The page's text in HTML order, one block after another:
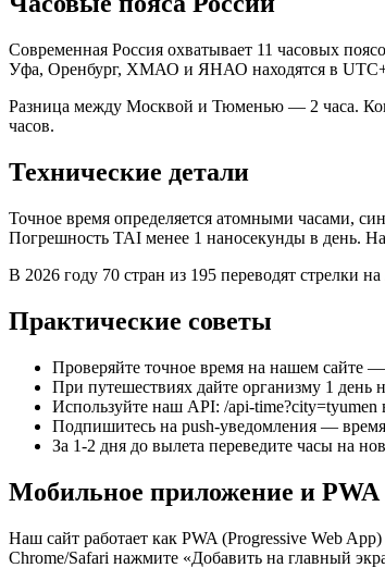
Современная Россия охватывает 11 часовых
Уфа, Оренбург, ХМАО и ЯНАО находятся в
Разница между Москвой и Тюменью — 2 часа.
часов.
Технические детали
Точное время определяется атомными часами,
Погрешность TAI менее 1 наносекунды в день.
В 2026 году 70 стран из 195 переводят стрелки
Практические советы
Проверяйте точное время на нашем сайте
При путешествиях дайте организму 1 день
Используйте наш API: /api-time?city=tyumen
Подпишитесь на push-уведомления —
За 1-2 дня до вылета переведите часы на
Мобильное приложение и PWA
Наш сайт работает как PWA (Progressive Web
Chrome/Safari нажмите «Добавить на главный